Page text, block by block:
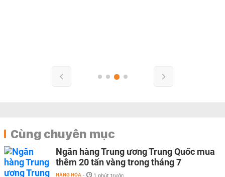
Cùng chuyên mục
Ngân hàng Trung ương Trung Quốc mua
thêm 20 tấn vàng trong tháng 7
HÀNG HÓA - 1 phút trước